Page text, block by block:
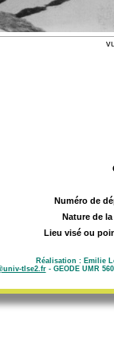
Numéro de
Nature de
Lieu visé ou
Réalisation : Emilie
tlse2.fr- GEODE UMR